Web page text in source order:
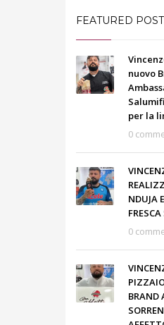
FEATURED
nuovo
per la
0
NDUJA
0
BRAND